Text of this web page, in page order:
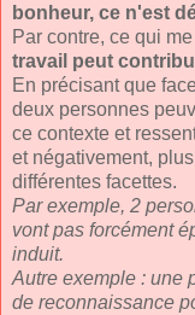
bonheur, ce n'est
Par contre, ce qui
travail peut
En précisant que
deux personnes
ce contexte et
et négativement,
différentes facettes.
Par exemple, 2
vont pas forcément
induit.
Autre exemple : une
de reconnaissance